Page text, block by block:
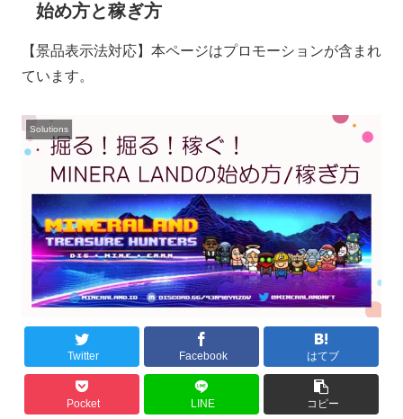
始め方と稼ぎ方
【景品表示法対応】本ページはプロモーションが含まれ
ています。
Solutions
Twitter Facebook はてブ
Pocket LINE コピー